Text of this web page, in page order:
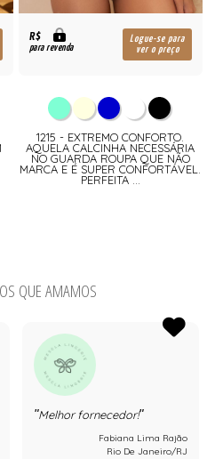
R$
para revenda
Logue-se para
ver o preço
1215 - EXTREMO CONFORTO.
AQUELA CALCINHA NECESSÁRIA
NO GUARDA ROUPA QUE NÃO
MARCA E É SUPER CONFORTÁVEL.
PERFEITA ...
QUE AMAMOS
Melhor fornecedor!
Fabiana Lima Rajão
Rio De Janeiro/RJ